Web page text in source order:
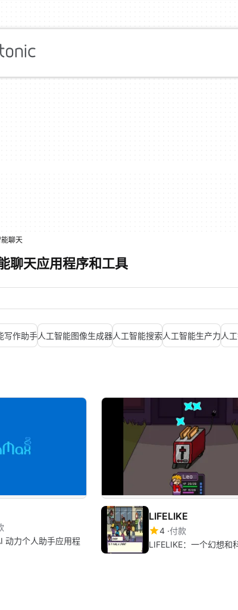
聊天
聊天应用程序和工具
写作助手人工智能图像生成器人工智能搜索人工智能生产力人
动力个人助手应用程
LIFELIKE
4 付款
LIFELIKE：一个幻想和